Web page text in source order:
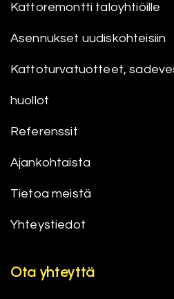
Kattoremontti taloyhtiöille
Asennukset uudiskohteisiin
Kattoturvatuotteet,
huollot
Referenssit
Ajankohtaista
Tietoa meistä
Yhteystiedot
Ota yhteyttä